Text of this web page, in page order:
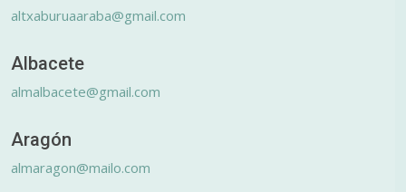
altxaburuaaraba@gmail.com
Albacete
almalbacete@gmail.com
Aragón
almaragon@mailo.com